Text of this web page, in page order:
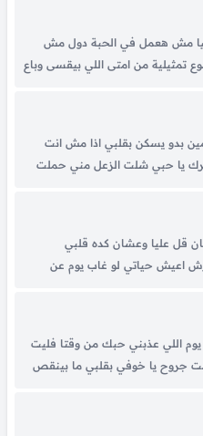
عليا مش هعمل في الحبة دول مش
تمثيلية من امتى اللي بيقسى وباع
بدو يسكن بقلبي اذا مش انت
يا حبي شلت الزعل مني حملت
قل عليا وعشان كده قلبي
اعيش حياتي لو غاب يوم عن
يوم اللي عذبني حبك من وقتا فليت
جروح يا خوفي بقلبي ما بينقص